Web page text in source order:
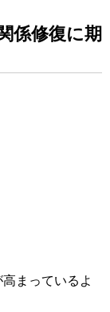
係修復に期
まっているよ